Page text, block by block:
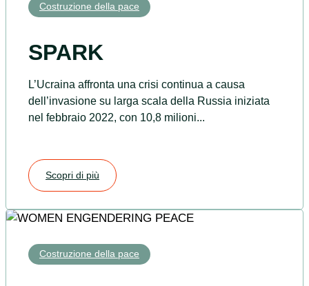
Costruzione della pace
SPARK
L’Ucraina affronta una crisi continua a causa
dell’invasione su larga scala della Russia iniziata
nel febbraio 2022, con 10,8 milioni...
Scopri di più
Costruzione della pace